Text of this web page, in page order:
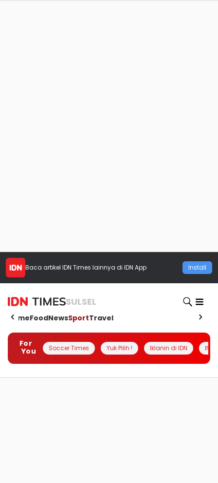
Baca artikel IDN Times lainnya di IDN App Install
SULSEL
HomeFoodNewsSportTravel
For
You
Soccer Times Yuk Pilih ! Iklanin di IDN